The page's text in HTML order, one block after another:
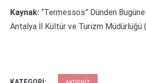
Kaynak: “Termessos” Dünden
Antalya İl Kültür ve Turizm Müdürlüğü